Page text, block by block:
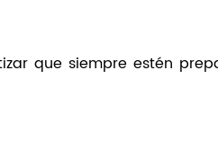
que siempre estén